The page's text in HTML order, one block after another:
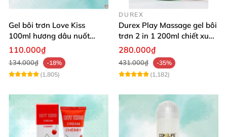
Gel bôi trơn Love Kiss
100ml hương dâu nuốt
được an toàn
110.000₫
134.000₫
-18%
(1,805)
DUREX
Durex Play Massage gel bôi
trơn 2 in 1 200ml chiết xuất
lô hội
280.000₫
431.000₫
-35%
(1,182)